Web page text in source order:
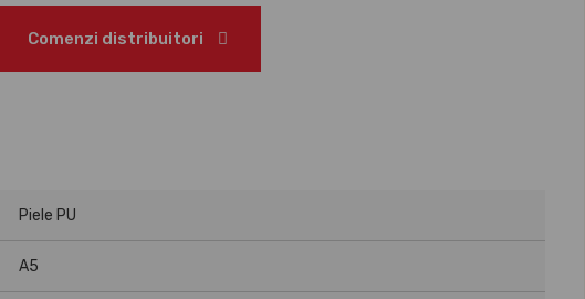
Comenzi distribuitori
Piele PU
A5